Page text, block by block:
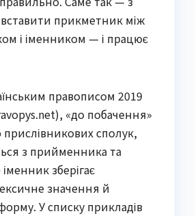
прикметник між
і іменником — і працює
правописом 2019
«до побачення»
сполук,
з прийменника та
зберігає
значення й
У списку прикладів